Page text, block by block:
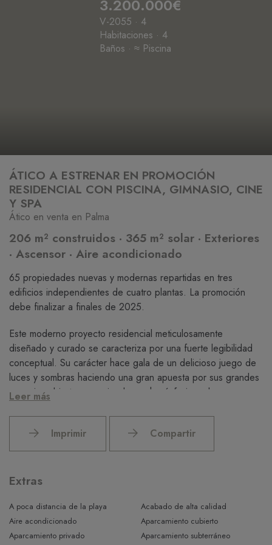
3.200.000€
V-2055 · 4
Habitaciones · 4
Baños · ≈ Piscina
ÁTICO A ESTRENAR EN PROMOCIÓN
RESIDENCIAL CON PISCINA, GIMNASIO, CINE
Y SPA
Ático en venta en Palma
206 m² construidos · 365 m² solar · Exteriores
· Ascensor · Aire acondicionado
65 propiedades nuevas y modernas repartidas en tres
edificios independientes de cuatro plantas. La promoción
debe finalizar a finales de 2025.
Este moderno proyecto residencial meticulosamente
diseñado y curado se caracteriza por una fuerte legibilidad
conceptual. Su carácter hace gala de un delicioso juego de
luces y sombras haciendo una gran apuesta por sus grandes
espacios abiertos y poniendo mucho énfasis en las
Este ático dúplex ofrece una superficie total construida de
approx. 210m2 más azotea privada de approx. 90m2. En la
abierta distribuida para maximizar el espacio y la comodidad.
baño completo. Por último, tienes un aseo y lavadero. En la
segunda planta se encuentra el amplio dormitorio principal
con baño en suite y acceso a una gran terraza privada. El
Leer más
Imprimir Compartir
Extras
A poca distancia de la playa
Acabado de alta calidad
Aire acondicionado
Aparcamiento cubierto
Aparcamiento privado
Aparcamiento subterráneo